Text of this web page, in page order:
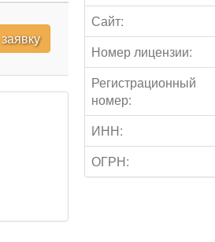
Сайт:
Номер лицензии:
Регистрационный
номер:
ИНН:
ОГРН: